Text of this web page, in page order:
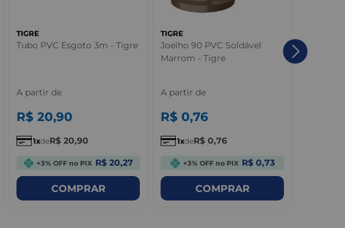
TIGRE
Tubo PVC Esgoto 3m - Tigre
A partir de
R$ 20,90
1 deR$ 20,90
+3% OFF no PIX R$ 20,27
COMPRAR
TIGRE
Joelho 90 PVC Soldável
Marrom - Tigre
A partir de
R$ 0,76
1 deR$ 0,76
+3% OFF no PIX R$ 0,73
COMPRAR
Tubo
Tigre